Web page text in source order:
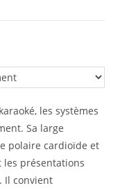
les systèmes
Sa large
polaire cardioïde et
les présentations
Il convient